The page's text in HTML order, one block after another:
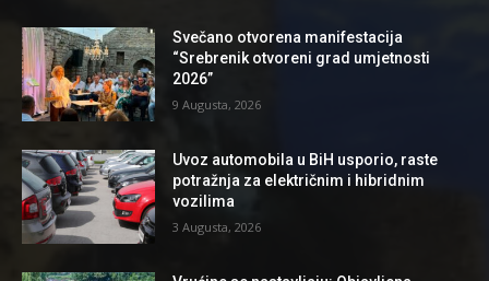
Svečano otvorena manifestacija
“Srebrenik otvoreni grad umjetnosti
2026”
9 Augusta, 2026
Uvoz automobila u BiH usporio, raste
potražnja za električnim i hibridnim
vozilima
3 Augusta, 2026